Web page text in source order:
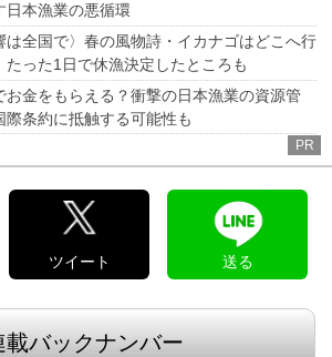
日本漁業の悪循環
は全国で〉春の風物詩・イカナゴはどこへ行
たった1日で休漁決定したところも
お金をもらえる？衝撃の日本漁業の資源管
条約に抵触する可能性も
PR
ツイート 送る
載バックナンバー